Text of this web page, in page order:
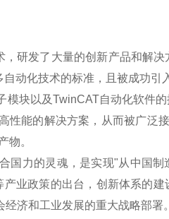
研发了大量的创新产品和解
动化技术的标准，且被成功引
块以及TwinCAT自动化软件
能的解决方案，从而被广泛
物。
国力的灵魂，是实现"从中国制
业政策的出台，创新体系的
济和工业发展的重大战略部署。